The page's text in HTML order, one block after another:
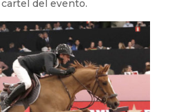
del evento.